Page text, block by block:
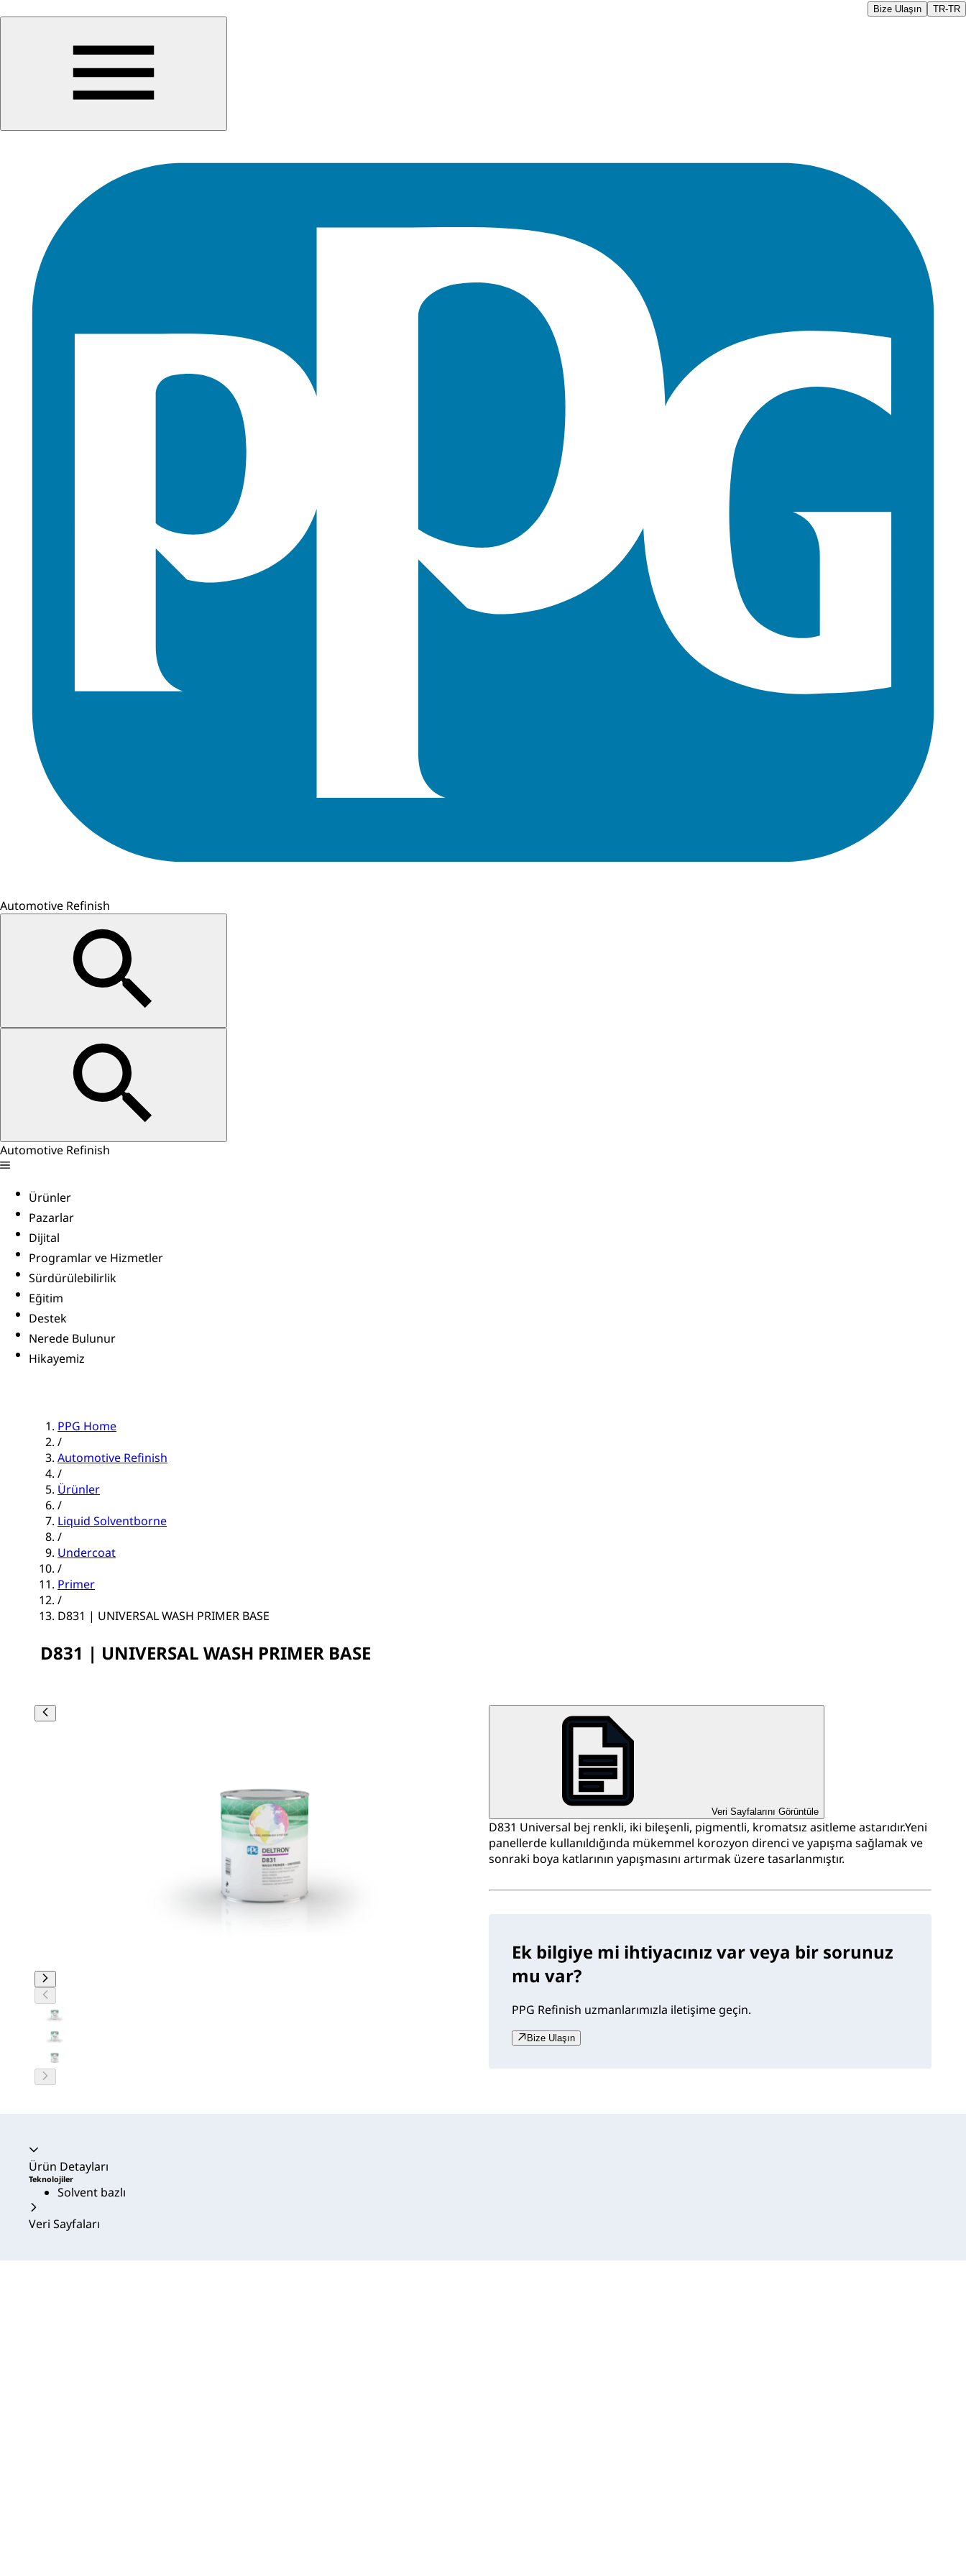
Bize Ulaşın TR-TR
Automotive Refinish
Automotive Refinish
Ürünler
Pazarlar
Dijital
Programlar ve Hizmetler
Sürdürülebilirlik
Eğitim
Destek
Nerede Bulunur
Hikayemiz
PPG Home
/
Automotive Refinish
/
Ürünler
/
Liquid Solventborne
/
Undercoat
/
Primer
/
D831 | UNIVERSAL WASH PRIMER BASE
D831 | UNIVERSAL WASH PRIMER BASE
Veri Sayfalarını Görüntüle
D831 Universal bej renkli, iki bileşenli, pigmentli, kromatsız asitleme astarıdır.Yeni
panellerde kullanıldığında mükemmel korozyon direnci ve yapışma sağlamak ve
sonraki boya katlarının yapışmasını artırmak üzere tasarlanmıştır.
Ek bilgiye mi ihtiyacınız var veya bir sorunuz
mu var?
PPG Refinish uzmanlarımızla iletişime geçin.
Bize Ulaşın
Akordeon daraltıldı
Ürün Detayları
Teknolojiler
Solvent bazlı
Veri Sayfaları